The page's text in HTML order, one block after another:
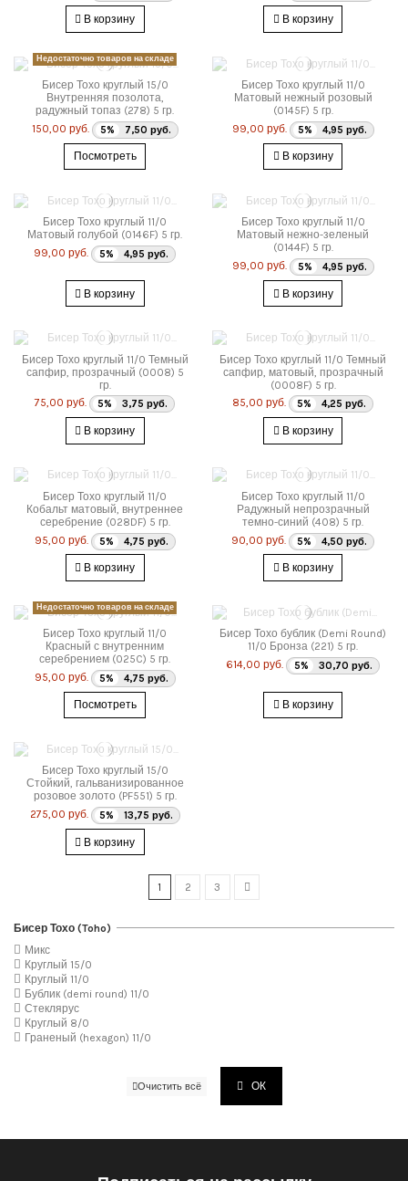
В корзину В корзину
Недостаточно товаров на складе
Бисер Тохо круглый 15/0
Внутренняя позолота,
радужный топаз (278) 5 гр.
150,00 руб.
5% 7,50 руб.
Посмотреть
Бисер Тохо круглый 11/0
Матовый нежный розовый
(0145F) 5 гр.
99,00 руб.
5% 4,95 руб.
В корзину
Бисер Тохо круглый 11/0
Матовый голубой (0146F) 5 гр.
99,00 руб.
5% 4,95 руб.
В корзину
Бисер Тохо круглый 11/0
Матовый нежно-зеленый
(0144F) 5 гр.
99,00 руб.
5% 4,95 руб.
В корзину
Бисер Тохо круглый 11/0 Темный
сапфир, прозрачный (0008) 5
гр.
75,00 руб.
5% 3,75 руб.
В корзину
Бисер Тохо круглый 11/0 Темный
сапфир, матовый, прозрачный
(0008F) 5 гр.
85,00 руб.
5% 4,25 руб.
В корзину
Бисер Тохо круглый 11/0
Кобальт матовый, внутреннее
серебрение (028DF) 5 гр.
95,00 руб.
5% 4,75 руб.
В корзину
Бисер Тохо круглый 11/0
Радужный непрозрачный
темно-синий (408) 5 гр.
90,00 руб.
5% 4,50 руб.
В корзину
Недостаточно товаров на складе
Бисер Тохо круглый 11/0
Красный с внутренним
серебрением (025C) 5 гр.
95,00 руб.
5% 4,75 руб.
Посмотреть
Бисер Тохо бублик (Demi Round)
11/0 Бронза (221) 5 гр.
614,00 руб.
5% 30,70 руб.
В корзину
Бисер Тохо круглый 15/0
Стойкий, гальванизированное
розовое золото (PF551) 5 гр.
275,00 руб.
5% 13,75 руб.
В корзину
1 2 3
Бисер Тохо (Toho)
Микс
Круглый 15/0
Круглый 11/0
Бублик (demi round) 11/0
Стеклярус
Круглый 8/0
Граненый (hexagon) 11/0
Очистить всё ОК